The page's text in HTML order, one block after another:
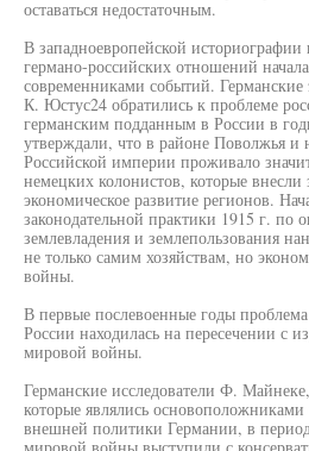
оставаться недостаточным.
В западноевропейской историографии
германо-российских отношений
современниками событий.
К. Юстус24 обратились к проблеме
германским подданным в России в
утверждали, что в районе Поволжья
Российской империи проживало
немецких колонистов, которые внесли
экономическое развитие регионов.
законодательной практики 1915 г. по
землевладения и землепользования
не только самим хозяйствам, но
войны.
В первые послевоенные годы
России находилась на пересечении с
мировой войны.
Германские исследователи Ф.
которые являлись
внешней политики Германии, в